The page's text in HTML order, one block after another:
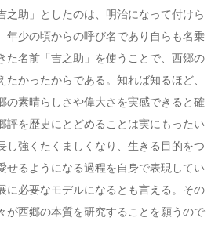
之助」としたのは、明治になって付けら
年少の頃からの呼び名であり自らも名乗
た名前「吉之助」を使うことで、西郷の
たかったからである。知れば知るほど、
の素晴らしさや偉大さを実感できると確
評を歴史にとどめることは実にもったい
し強くたくましくなり、生きる目的をつ
せるようになる過程を自身で表現してい
に必要なモデルになるとも言える。その
が西郷の本質を研究することを願うので